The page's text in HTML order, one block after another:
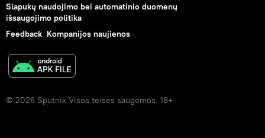
Slapukų naudojimo bei automatinio duomenų
išsaugojimo politika
Feedback Kompanijos naujienos
© 2026 Sputnik Visos teisės saugomos. 18+